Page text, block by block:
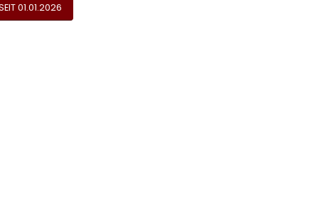
01.01.2026